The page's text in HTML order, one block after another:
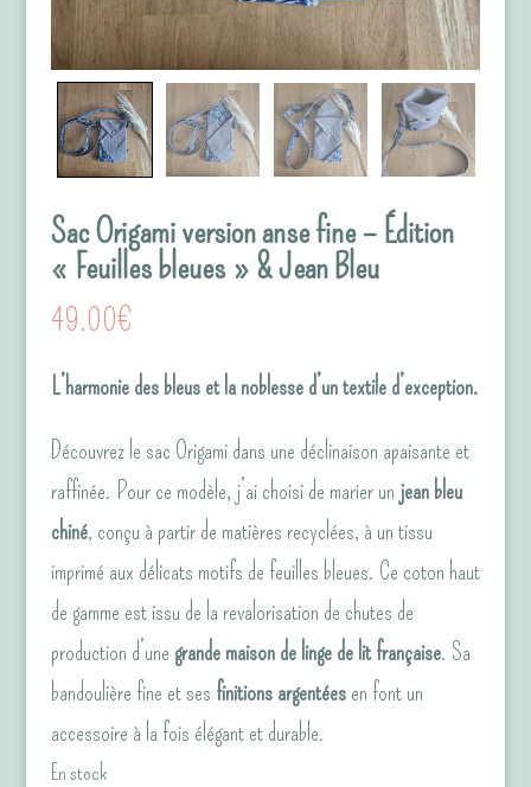
Sac Origami version anse fine – Édition
« Feuilles bleues » & Jean Bleu
49.00€
L’harmonie des bleus et la noblesse d’un textile d’exception.
Découvrez le sac Origami dans une déclinaison apaisante et
raffinée. Pour ce modèle, j’ai choisi de marier un jean bleu
chiné, conçu à partir de matières recyclées, à un tissu
imprimé aux délicats motifs de feuilles bleues. Ce coton haut
de gamme est issu de la revalorisation de chutes de
production d’une grande maison de linge de lit française. Sa
bandoulière fine et ses finitions argentéesen font un
accessoire à la fois élégant et durable.
En stock